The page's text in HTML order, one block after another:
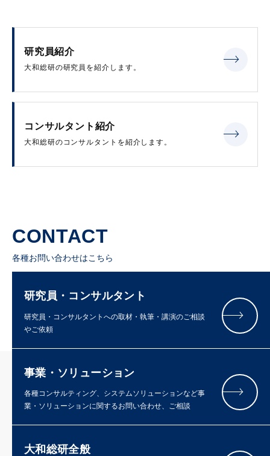
研究員紹介
大和総研の研究員を紹介します。
コンサルタント紹介
大和総研のコンサルタントを紹介します。
CONTACT
各種お問い合わせはこちら
研究員・コンサルタント
研究員・コンサルタントへの取材・執筆・講演のご相談
やご依頼
事業・ソリューション
各種コンサルティング、システムソリューションなど事
業・ソリューションに関するお問い合わせ、ご相談
大和総研全般